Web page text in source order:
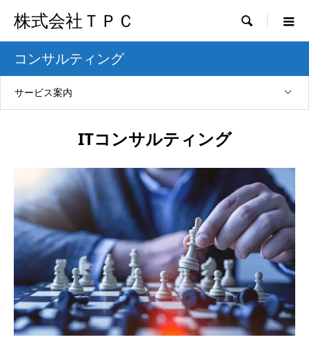
株式会社ＴＰＣ 
コンサルティング
サービス案内
ITコンサルティング